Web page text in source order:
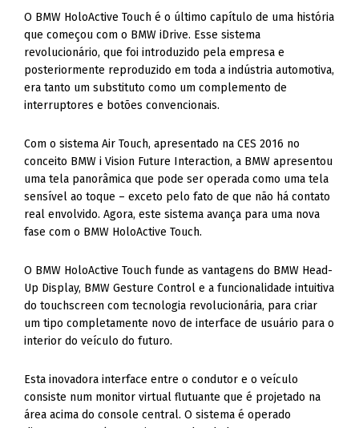
conceito BMW i Vision Future Interaction, a BMW apresentou
uma tela panorâmica que pode ser operada como uma tela
sensível ao toque – exceto pelo fato de que não há contato
real envolvido. Agora, este sistema avança para uma nova
fase com o BMW HoloActive Touch.
Up Display, BMW Gesture Control e a funcionalidade intuitiva
do touchscreen com tecnologia revolucionária, para criar
um tipo completamente novo de interface de usuário para o
interior do veículo do futuro.
área acima do console central. O sistema é operado
diretamente pelos movimentos dos dedos, enquanto uma
fonte de ultra-som faz a confirmação tátil dos comandos do
motorista. Não há qualquer contato real entre o piloto e a
interface do usuário.
BMW Connected Window: o ponto de contato digital –
BMW Connected Window integra todos os tipos de
informações relevantes para o planejamento de mobilidade